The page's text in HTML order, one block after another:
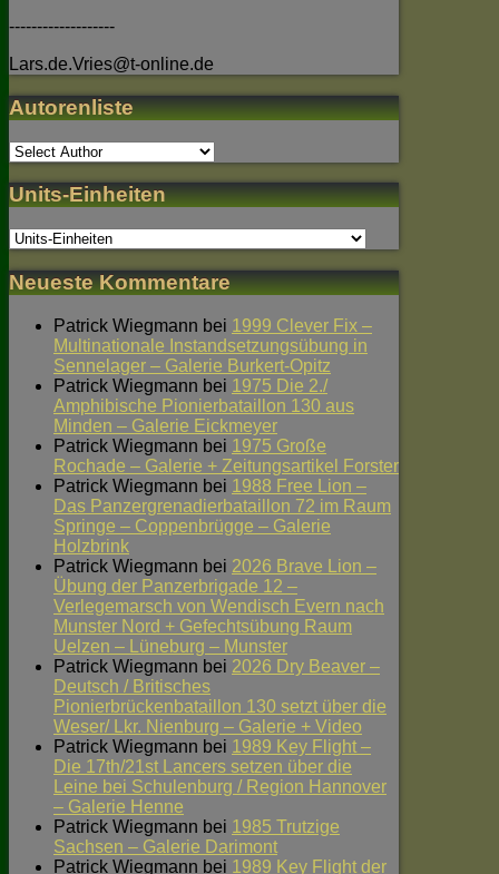
-------------------
Lars.de.Vries@t-online.de
Autorenliste
Units-Einheiten
Neueste Kommentare
Patrick Wiegmann bei 1999 Clever Fix –
Multinationale Instandsetzungsübung in
Sennelager – Galerie Burkert-Opitz
Patrick Wiegmann bei 1975 Die 2./
Amphibische Pionierbataillon 130 aus
Minden – Galerie Eickmeyer
Patrick Wiegmann bei 1975 Große
Rochade – Galerie + Zeitungsartikel Forster
Patrick Wiegmann bei 1988 Free Lion –
Das Panzergrenadierbataillon 72 im Raum
Springe – Coppenbrügge – Galerie
Holzbrink
Patrick Wiegmann bei 2026 Brave Lion –
Übung der Panzerbrigade 12 –
Verlegemarsch von Wendisch Evern nach
Munster Nord + Gefechtsübung Raum
Uelzen – Lüneburg – Munster
Patrick Wiegmann bei 2026 Dry Beaver –
Deutsch / Britisches
Pionierbrückenbataillon 130 setzt über die
Weser/ Lkr. Nienburg – Galerie + Video
Patrick Wiegmann bei 1989 Key Flight –
Die 17th/21st Lancers setzen über die
Leine bei Schulenburg / Region Hannover
– Galerie Henne
Patrick Wiegmann bei 1985 Trutzige
Sachsen – Galerie Darimont
Patrick Wiegmann bei 1989 Key Flight der